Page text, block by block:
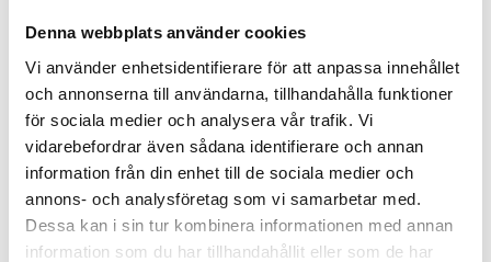
Denna webbplats använder cookies
Vi använder enhetsidentifierare för att anpassa innehållet
och annonserna till användarna, tillhandahålla funktioner
för sociala medier och analysera vår trafik. Vi
vidarebefordrar även sådana identifierare och annan
information från din enhet till de sociala medier och
annons- och analysföretag som vi samarbetar med.
Dessa kan i sin tur kombinera informationen med annan
information som du har tillhandahållit eller som de har
Låt mig hjälpa dig
Vill du veta mer om hur vi på Alfing kan
hjälpa just dig? – Hör av dig till mig!